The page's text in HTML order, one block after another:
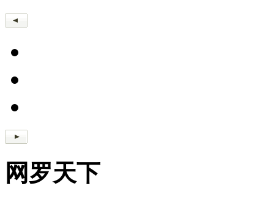
网罗天下